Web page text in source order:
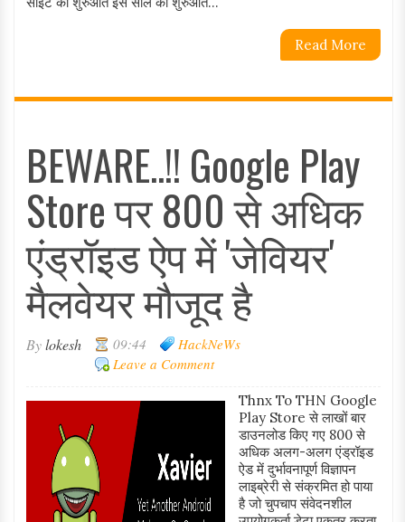
Read More
BEWARE..!! Google Play
Store पर 800 से अधिक
एंड्रॉइड ऐप में 'जेवियर'
मैलवेयर मौजूद है
Bylokesh 09:44
HackNeWs
Leave a Comment
Thnx To THN Google
Play Store से लाखों बार
डाउनलोड किए गए 800 से
अधिक अलग-अलग एंड्रॉइड
ऐड में दुर्भावनापूर्ण विज्ञापन
लाइब्रेरी से संक्रमित हो पाया
है जो चुपचाप संवेदनशील